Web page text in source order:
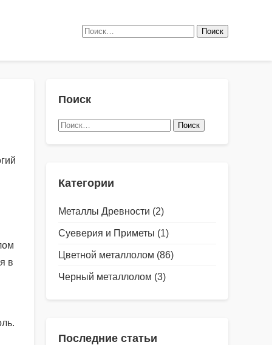
Найти:
в
Поиск
Найти:
Категории
Металлы Древности (2)
Суеверия и Приметы (1)
Цветной металлолом (86)
Черный металлолом (3)
Последние статьи